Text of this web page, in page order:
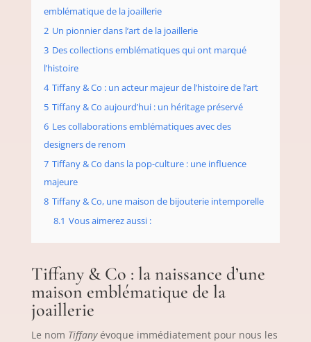
emblématique de la joaillerie
2 Un pionnier dans l’art de la joaillerie
3 Des collections emblématiques qui ont marqué
l’histoire
4 Tiffany & Co : un acteur majeur de l’histoire de l’art
5 Tiffany & Co aujourd’hui : un héritage préservé
6 Les collaborations emblématiques avec des
designers de renom
7 Tiffany & Co dans la pop-culture : une influence
majeure
8 Tiffany & Co, une maison de bijouterie intemporelle
8.1 Vous aimerez aussi :
Tiffany & Co : la naissance d’une
maison emblématique de la
joaillerie
Le nom Tiffanyévoque immédiatement pour nous les